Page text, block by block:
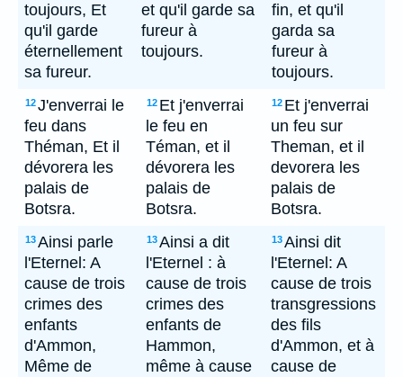
toujours, Et
qu'il garde
éternellement
sa fureur.
et qu'il garde sa
fureur à
toujours.
fin, et qu'il
garda sa
fureur à
toujours.
12J'enverrai le
feu dans
Théman, Et il
dévorera les
palais de
Botsra.
12 Et j'enverrai
le feu en
Téman, et il
dévorera les
palais de
Botsra.
12 Et j'enverrai
un feu sur
Theman, et il
devorera les
palais de
Botsra.
13Ainsi parle
l'Eternel: A
cause de trois
crimes des
enfants
d'Ammon,
Même de
13Ainsi a dit
l'Eternel : à
cause de trois
crimes des
enfants de
Hammon,
même à cause
13Ainsi dit
l'Eternel: A
cause de trois
transgressions
des fils
d'Ammon, et à
cause de